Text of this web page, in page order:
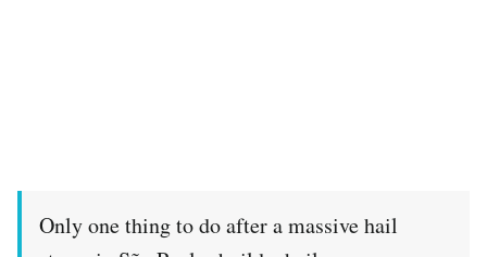
Only one thing to do after a massive hail